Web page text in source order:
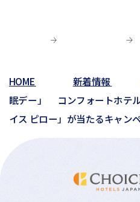
01月(4)
01月(2)
03月(6)
01月(3)
02月(1)
HOME 新着情報
眠デー」 コンフォートホテ
イス ピロー」が当たるキャン